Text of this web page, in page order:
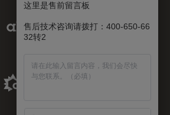
Aldevron Link
这里是售前留言板
售后技术咨询请拨打：400-650-66
32转2